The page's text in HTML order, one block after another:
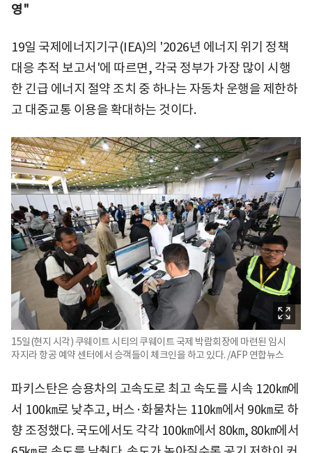
영"
19일 국제에너지기구(IEA)의 '2026년 에너지 위기 정책
대응 추적 보고서'에 따르면, 각국 정부가 가장 많이 시행
한 긴급 에너지 절약 조치 중 하나는 자동차 운행을 제한하
고 대중교통 이용을 확대하는 것이다.
15일(현지 시각) 쿠웨이트 시티의 쿠웨이트 국제 박람회장에 마련된 임시
자지라 항공 예약 센터에서 승객들이 체크인을 하고 있다. /AFP 연합뉴스
파키스탄은 승용차의 고속도로 최고 속도를 시속 120㎞에
서 100㎞로 낮추고, 버스·화물차는 110㎞에서 90㎞로 하
향 조정했다. 국도에서도 각각 100㎞에서 80㎞, 80㎞에서